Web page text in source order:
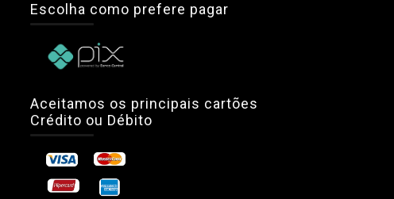
Escolha como prefere pagar
Aceitamos os principais cartões
Crédito ou Débito